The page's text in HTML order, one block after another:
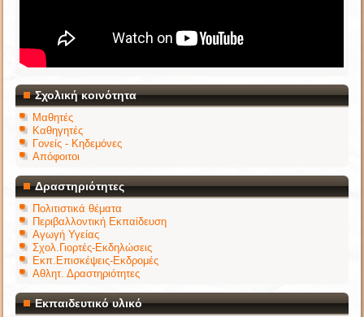
Σχολική κοινότητα
Μαθητές
Καθηγητές
Γονείς - Κηδεμόνες
Απόφοιτοι
Δραστηριότητες
Πολιτιστικά θέματα
Περιβαλλοντική Εκπαίδευση
Αγωγή Υγείας
Σχολ.Γιορτές-Εκδηλώσεις
Εκπ.Επισκέψεις-Εκδρομές
Αθλητ. Δραστηριότητες
Εκπαιδευτικό υλικό